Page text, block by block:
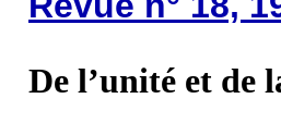
De l’unité et de